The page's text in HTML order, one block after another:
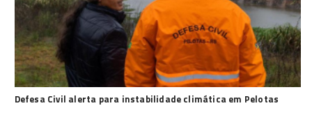
Defesa Civil alerta para instabilidade climática em Pelotas